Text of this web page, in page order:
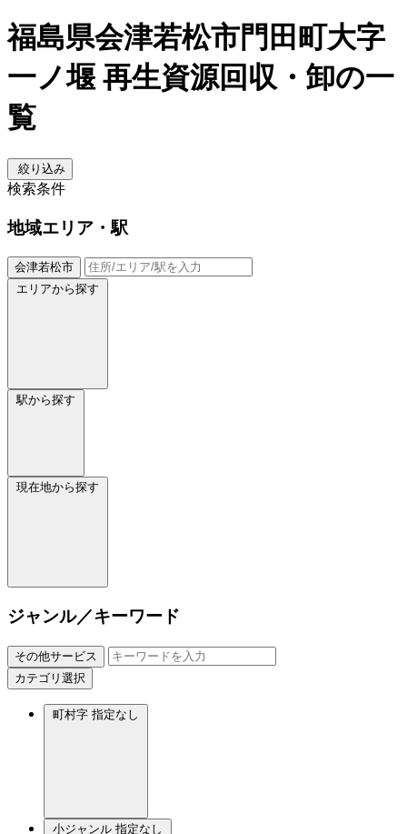
福島県会津若松市門田町大字
一ノ堰 再生資源回収・卸の一
覧
絞り込み
検索条件
地域エリア・駅
会津若松市
エリアから探す
駅から探す
現在地から探す
ジャンル／キーワード
その他サービス
カテゴリ選択
町村字 指定なし
小ジャンル 指定なし